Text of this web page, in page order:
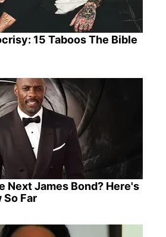
15 Taboos The Bible
Next James Bond? Here's
So Far